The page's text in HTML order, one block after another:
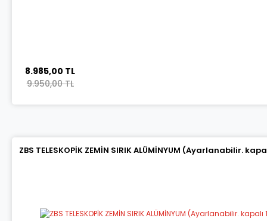
8.985,00 TL
9.950,00 TL
ZBS TELESKOPİK ZEMİN SIRIK ALÜMİNYUM (Ayarlanabilir.